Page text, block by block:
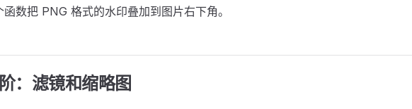
函数把 PNG 格式的水印叠加到图片右下角。
：滤镜和缩略图